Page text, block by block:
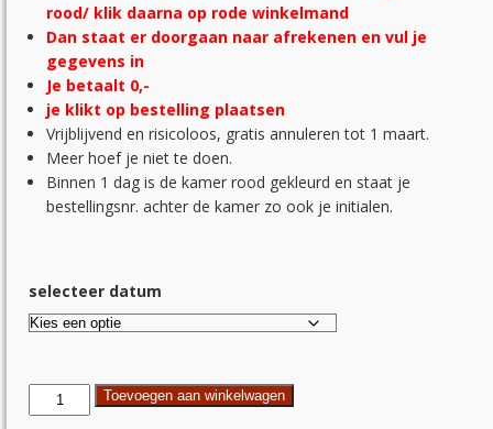
rood/ klik daarna op rode winkelmand
Dan staat er doorgaan naar afrekenen en vul je
gegevens in
Je betaalt 0,-
je klikt op bestelling plaatsen
Vrijblijvend en risicoloos, gratis annuleren tot 1 maart.
Meer hoef je niet te doen.
Binnen 1 dag is de kamer rood gekleurd en staat je
bestellingsnr. achter de kamer zo ook je initialen.
selecteer datum
Schildervakantie
1p.
Toevoegen aan winkelwagen